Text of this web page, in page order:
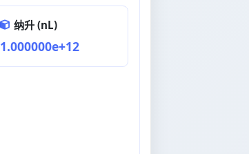
纳升 (nL)
1.000000e+12